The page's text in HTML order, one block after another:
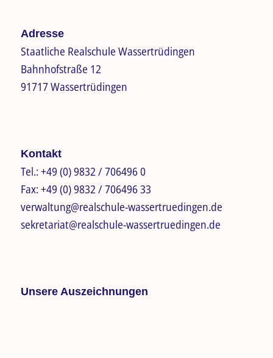
Adresse
Staatliche Realschule Wassertrüdingen
Bahnhofstraße 12
91717 Wassertrüdingen
Kontakt
Tel.: +49 (0) 9832 / 706496 0
Fax: +49 (0) 9832 / 706496 33
verwaltung@realschule-wassertruedingen.de
sekretariat@realschule-wassertruedingen.de
Unsere Auszeichnungen